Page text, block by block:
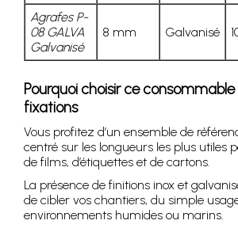
Agrafes P-
08 GALVA
Galvanisé
8 mm Galvanisé
Pourquoi choisir ce
fixations
Vous profitez d’un ensemble de
centré sur les longueurs les plus utiles
de films, d’étiquettes et de cartons.
La présence de finitions inox et
de cibler vos chantiers, du simple
environnements humides ou marins.